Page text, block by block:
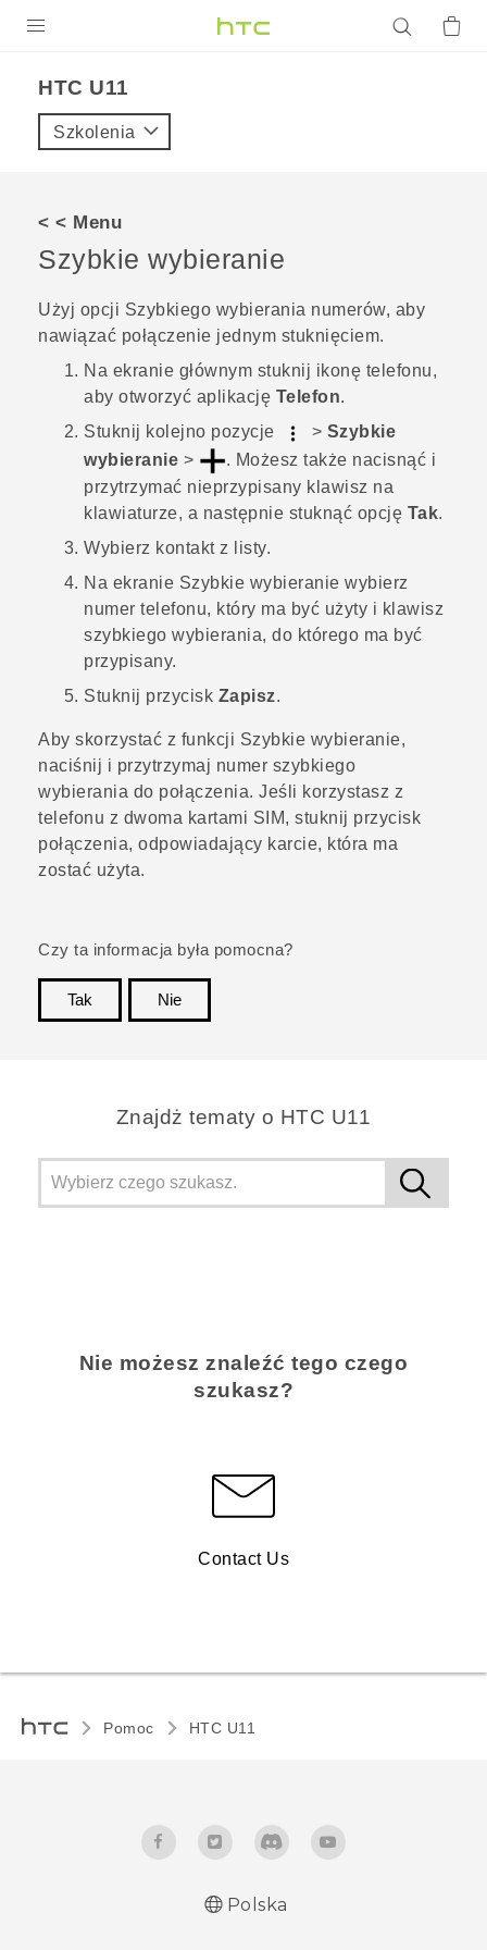
VIVE
POMOC TECHNICZNA
Urządzenia i akcesoria HTC
Zaloguj się
HTC U11‎
Szkolenia
< < Menu
Szybkie wybieranie
Użyj opcji Szybkiego wybierania numerów, aby
nawiązać połączenie jednym stuknięciem.
Na ekranie głównym stuknij ikonę telefonu,
aby otworzyć aplikację Telefon.
Stuknij kolejno pozycje
> Szybkie
wybieranie > . Możesz także nacisnąć i
przytrzymać nieprzypisany klawisz na
klawiaturze, a następnie stuknąć opcję Tak.
Wybierz kontakt z listy.
Na ekranie Szybkie wybieranie wybierz
numer telefonu, który ma być użyty i klawisz
szybkiego wybierania, do którego ma być
przypisany.
Stuknij przycisk Zapisz.
Aby skorzystać z funkcji Szybkie wybieranie,
naciśnij i przytrzymaj numer szybkiego
wybierania do połączenia. Jeśli korzystasz z
telefonu z dwoma kartami SIM, stuknij przycisk
połączenia, odpowiadający karcie, która ma
zostać użyta.
Czy ta informacja była pomocna?
Tak
Nie
Znajdż tematy o HTC U11
Nie możesz znaleźć tego czego
szukasz?
Contact Us
Pomoc HTC U11‎
Polska